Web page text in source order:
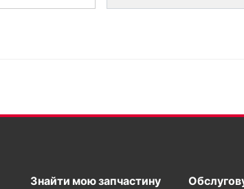
Знайти мою запчастину